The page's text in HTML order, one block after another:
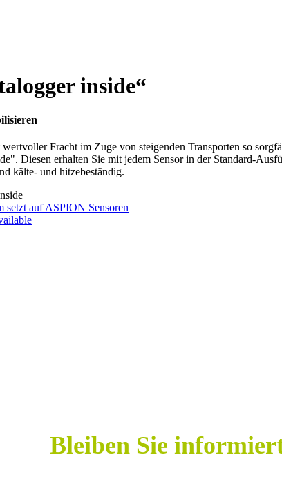
inside“
Fracht im Zuge von steigenden Transporten so
Diesen erhalten Sie mit jedem Sensor in der Standard-
kälte- und hitzebeständig.
setzt auf ASPION Sensoren
Bleiben Sie